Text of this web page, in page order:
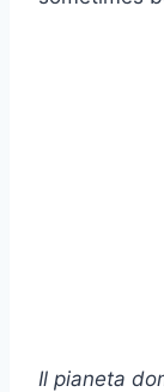
Il pianeta